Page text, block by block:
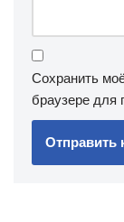
Сохранить
браузере для